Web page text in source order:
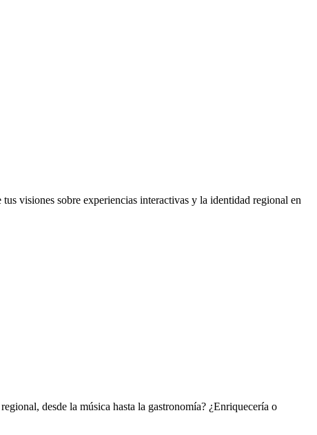
visiones sobre experiencias interactivas y la identidad regional en
desde la música hasta la gastronomía? ¿Enriquecería o